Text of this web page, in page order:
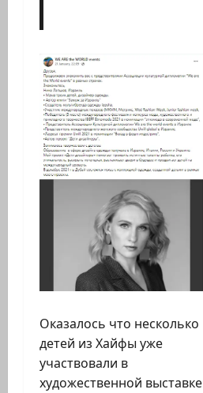
Оказалось что несколько
детей из Хайфы уже
участвовали в
художественной выставке